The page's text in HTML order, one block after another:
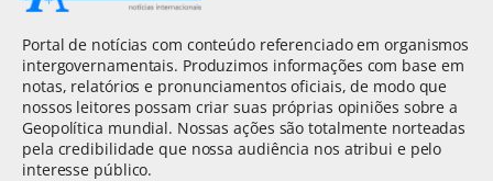
Portal de notícias com conteúdo referenciado em organismos
intergovernamentais. Produzimos informações com base em
notas, relatórios e pronunciamentos oficiais, de modo que
nossos leitores possam criar suas próprias opiniões sobre a
Geopolítica mundial. Nossas ações são totalmente norteadas
pela credibilidade que nossa audiência nos atribui e pelo
interesse público.